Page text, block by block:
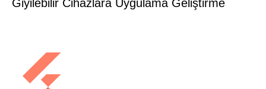
Giyilebilir Cihazlara Uygulama Geliştirme